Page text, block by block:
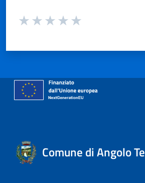
Valuta da 1 a 5 stelle la pagina
Comune di Angolo